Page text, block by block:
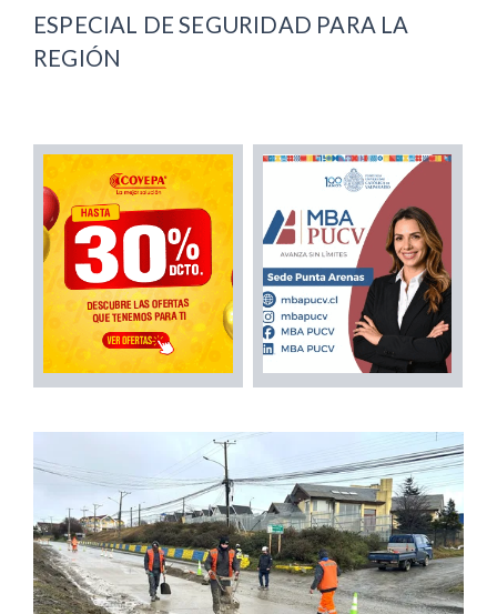
ESPECIAL DE SEGURIDAD PARA LA
REGIÓN